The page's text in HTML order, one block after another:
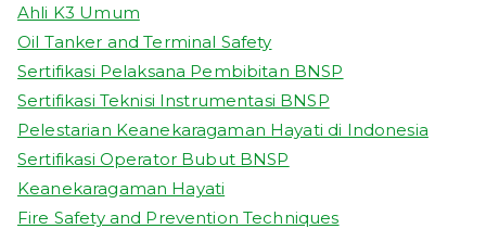
Ahli K3 Umum
Oil Tanker and Terminal Safety
Sertifikasi Pelaksana Pembibitan BNSP
Sertifikasi Teknisi Instrumentasi BNSP
Pelestarian Keanekaragaman Hayati di Indonesia
Sertifikasi Operator Bubut BNSP
Keanekaragaman Hayati
Fire Safety and Prevention Techniques